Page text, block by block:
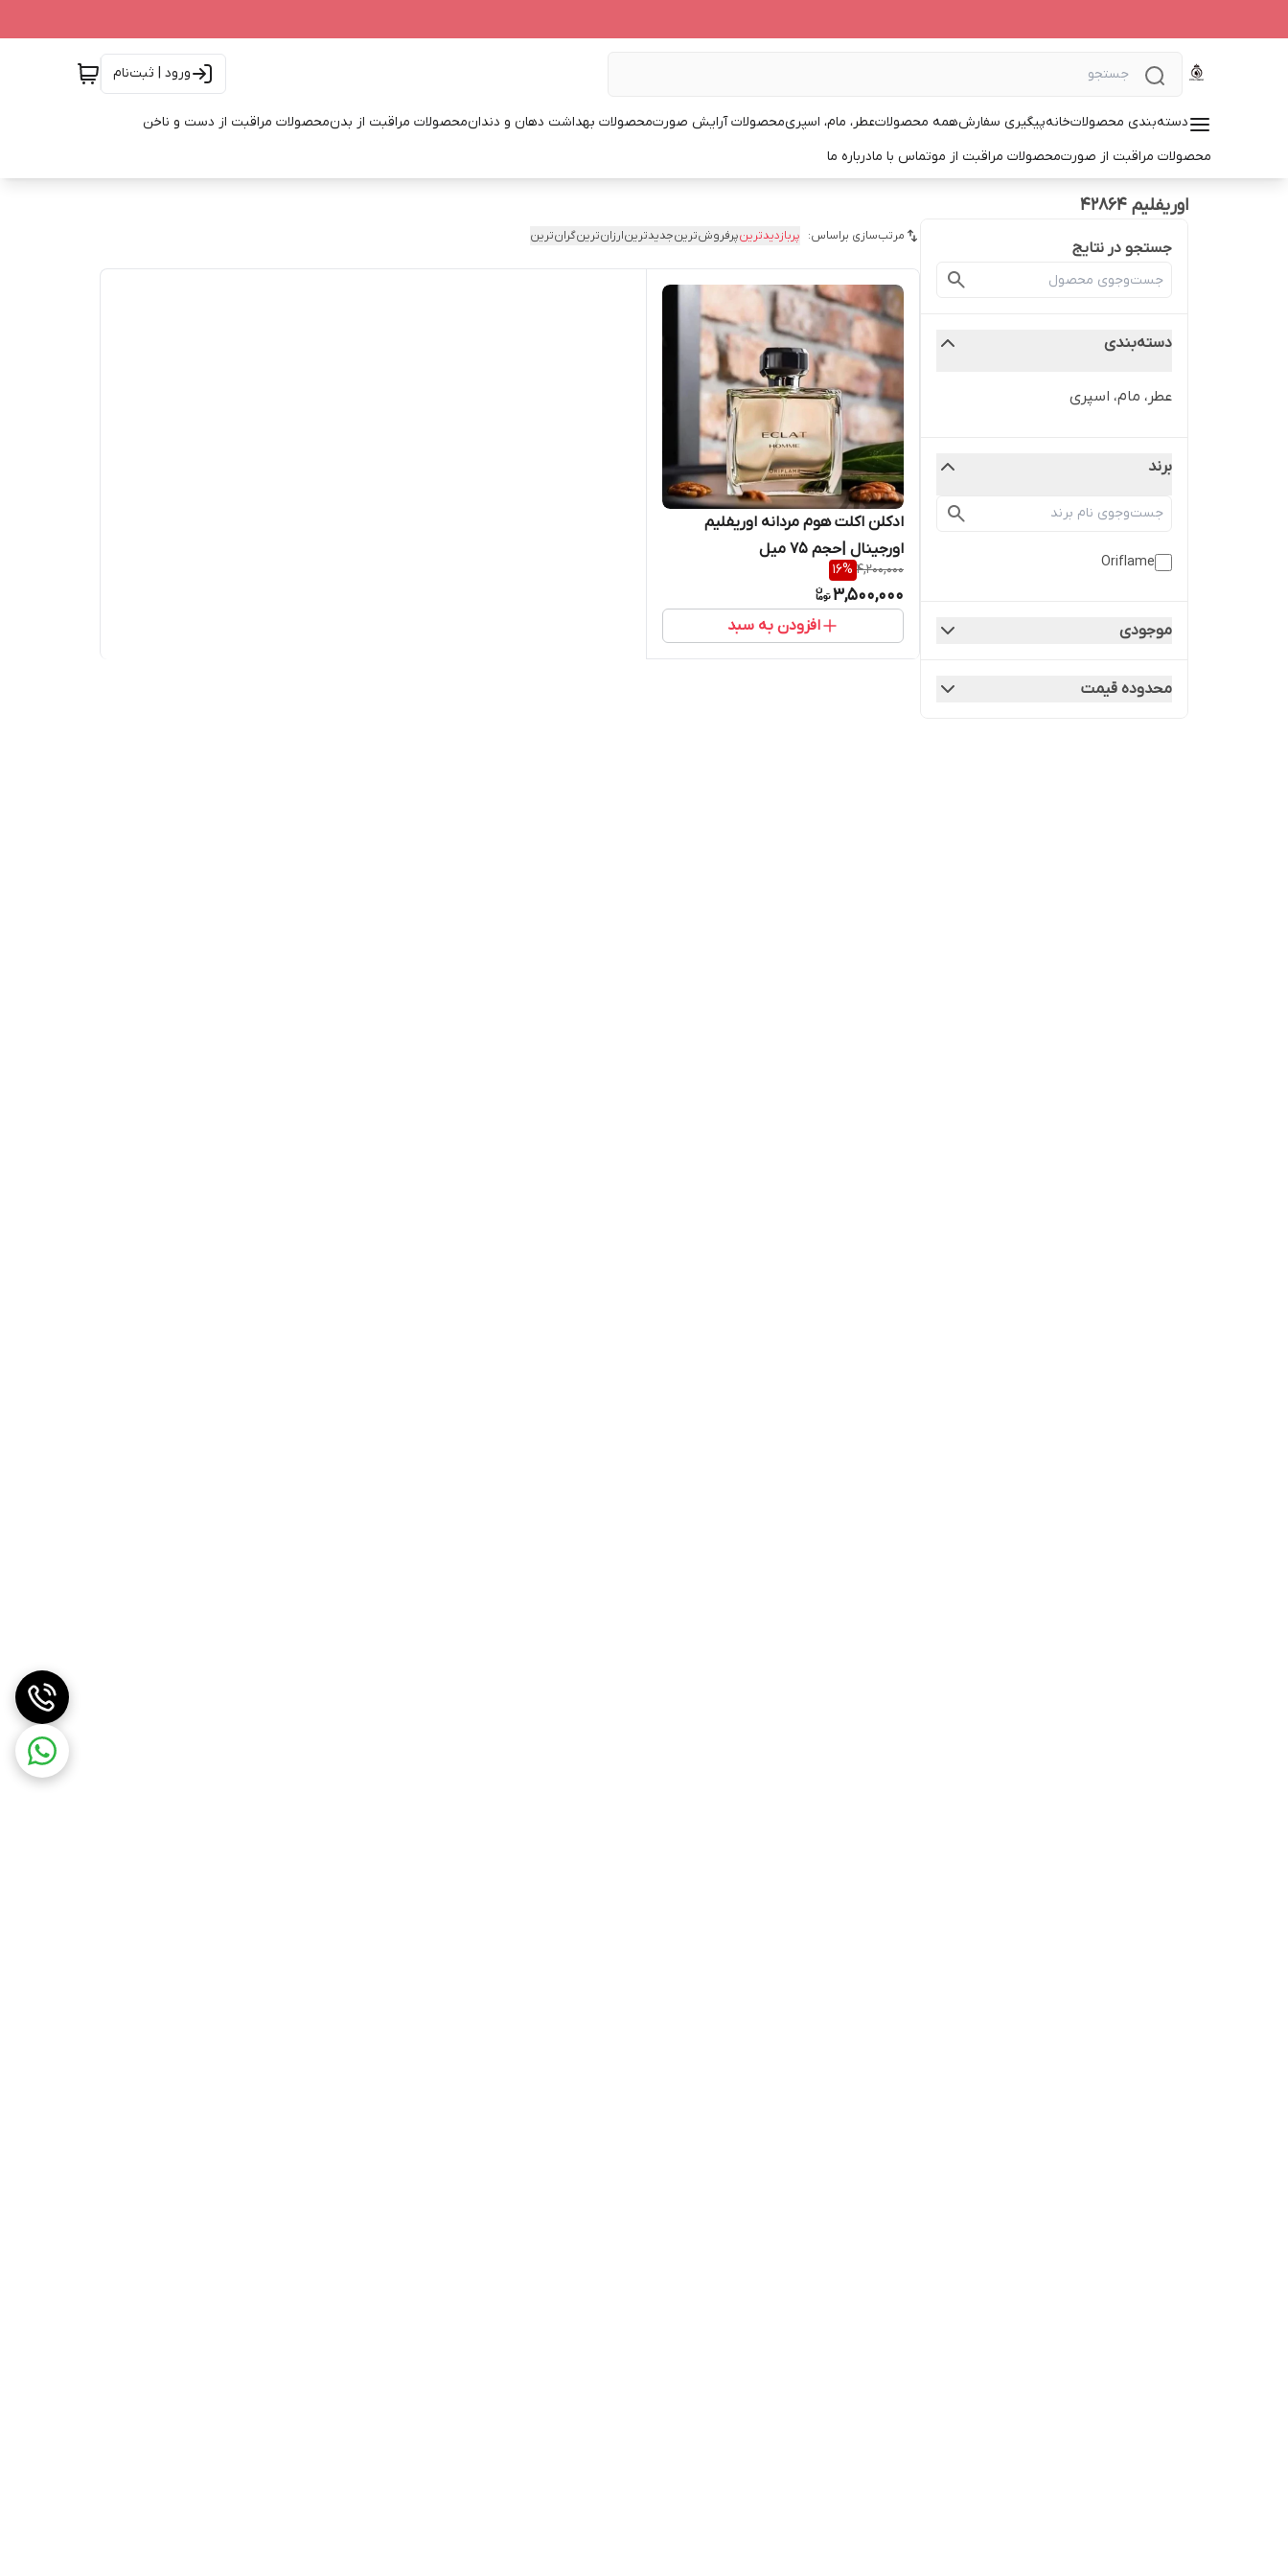
ورود | ثبت‌نام
دسته‌بندی محصولاتخانهپیگیری سفارشهمه محصولاتعطر، مام، اسپریمحصولات آرایش صورتمحصولات بهداشت دهان و دندانمحصولات مراقبت از بدنمحصولات مراقبت از دست و ناخن
محصولات مراقبت از صورتمحصولات مراقبت از موتماس با مادرباره ما
اوریفلیم 42864
جستجو در نتایج
دسته‌بندی
عطر، مام، اسپری
برند
Oriflame
موجودی
محدوده قیمت
مرتب‌سازی براساس: پربازدیدترینپرفروش‌ترینجدیدترینارزان‌ترینگران‌ترین
ادکلن اکلت هوم مردانه اوریفلیم
اورجینال |حجم 75 میل
4,200,000
16%
3,500,000
افزودن به سبد